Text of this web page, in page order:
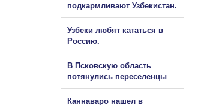
подкармливают Узбекистан.
Узбеки любят кататься в
Россию.
В Псковскую область
потянулись переселенцы
Каннаваро нашел в